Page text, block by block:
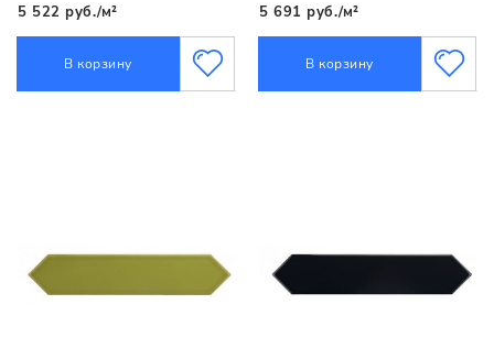
5 522 руб./м²
В корзину
5 691 руб./м²
В корзину